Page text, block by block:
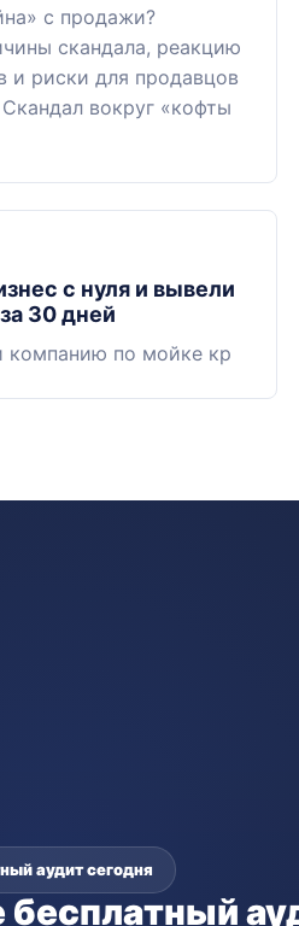
с продажи?
скандала, реакцию
и риски для продавцов
вокруг «кофты
с нуля и вывели
30 дней
компанию по мойке кр
аудит сегодня
бесплатный